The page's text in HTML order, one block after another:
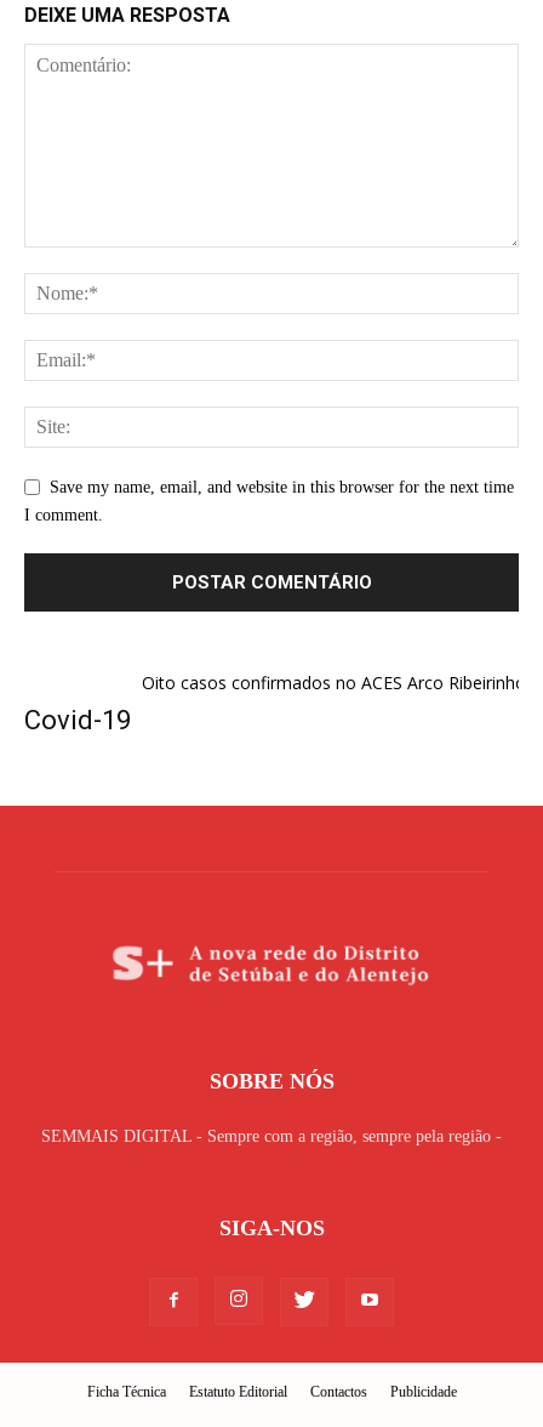
DEIXE UMA RESPOSTA
Save my name, email, and website in this browser for the next time
I comment.
Covid-19
Oito casos confirmados no ACES Arco Ribeirinho
SOBRE NÓS
SEMMAIS DIGITAL - Sempre com a região, sempre pela região -
SIGA-NOS
Ficha Técnica Estatuto Editorial Contactos Publicidade